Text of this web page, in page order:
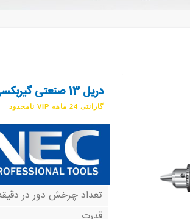
دریل 13 صنعتی گیربکسی آچاری 1331
گارانتی 24 ماهه VIP نامحدود
تعداد چرخش دور در